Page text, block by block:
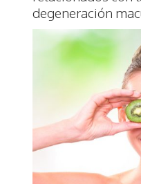
degeneración